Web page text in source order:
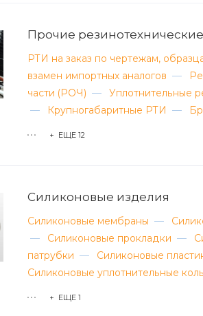
Прочие
РТИ на заказ по чертежам,
взамен импортных аналогов —
части (РОЧ) —
Уплотнительные
—
Крупногабаритные РТИ —
+ ЕЩЕ 12
Силиконовые изделия
Силиконовые мембраны —
—
Силиконовые прокладки —
патрубки — Силиконовые
Силиконовые уплотнительные
+ ЕЩЕ 1